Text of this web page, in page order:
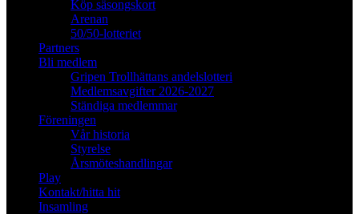
Köp säsongskort
Arenan
50/50-lotteriet
Partners
Bli medlem
Gripen Trollhättans andelslotteri
Medlemsavgifter 2026-2027
Ständiga medlemmar
Föreningen
Vår historia
Styrelse
Årsmöteshandlingar
Play
Kontakt/hitta hit
Insamling